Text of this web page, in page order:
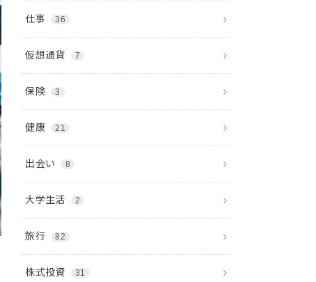
仕事 36
仮想通貨 7
保険 3
健康 21
出会い 8
大学生活 2
旅行 82
株式投資 31